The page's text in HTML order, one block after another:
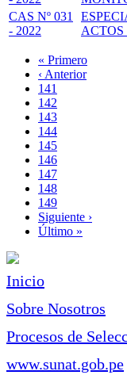
CAS Nº 031
- 2022
ACTOS
Paginación
Primera
página
« Primero
Página
anterior
‹ Anterior
Page
141
Page
142
Page
143
Page
144
Página
actual
145
Page
146
Page
147
Page
148
Page
149
Siguiente
página
Siguiente ›
Última
Último »
Inicio
Sobre Nosotros
Procesos de
www.sunat.gob.pe